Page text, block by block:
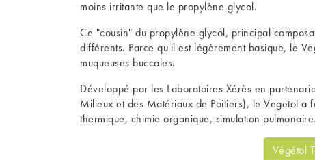
moins irritante que le propylène glycol.
Ce "cousin" du propylène glycol, principal
différents. Parce qu'il est légèrement basique, le
muqueuses buccales.
Développé par les Laboratoires Xérès en
Milieux et des Matériaux de Poitiers), le Vegetol a
thermique, chimie organique, simulation
Végétol